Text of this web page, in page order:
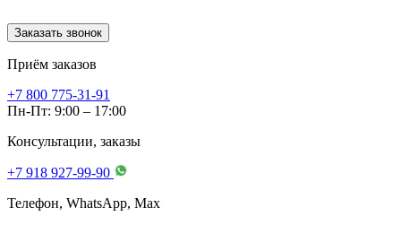
Заказать звонок
Приём заказов
+7 800 775-31-91
Пн-Пт: 9:00 – 17:00
Консультации, заказы
+7 918 927-99-90
Телефон, WhatsApp, Мах